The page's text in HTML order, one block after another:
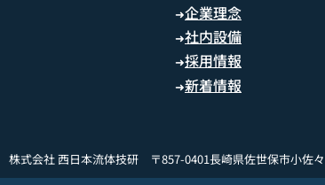
➜企業理念
➜社内設備
➜採用情報
➜新着情報
株式会社 西日本流体技研 〒857-0401長崎県佐世保市小佐